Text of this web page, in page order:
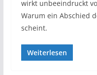
wirkt unbeeindruckt
Warum ein Abschied
scheint.
Weiterlesen